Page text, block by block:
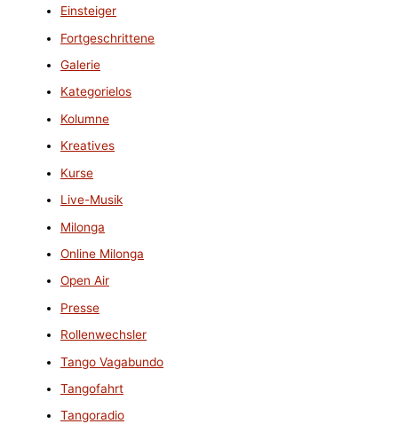
Einsteiger
Fortgeschrittene
Galerie
Kategorielos
Kolumne
Kreatives
Kurse
Live-Musik
Milonga
Online Milonga
Open Air
Presse
Rollenwechsler
Tango Vagabundo
Tangofahrt
Tangoradio